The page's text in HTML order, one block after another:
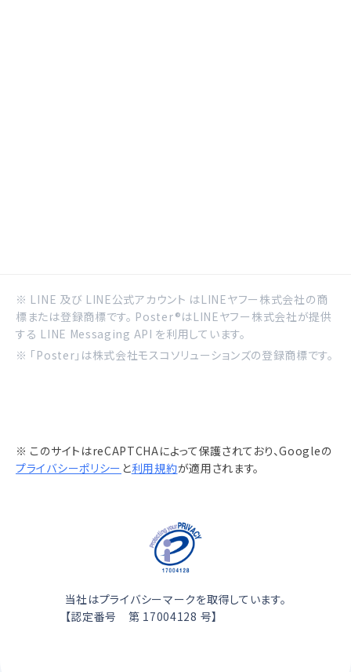
※ LINE 及び LINE公式アカウント はLINEヤフー株式会社の商
標または登録商標です。 Poster®はLINEヤフー株式会社が提供
する LINE Messaging API を利用しています。
※ 「Poster」は株式会社モスコソリューションズの登録商標です。
※ このサイトはreCAPTCHAによって保護されており、Googleの
プライバシーポリシー と利用規約が適用されます。
当社はプライバシーマークを取得しています。
【認定番号 第 17004128 号】